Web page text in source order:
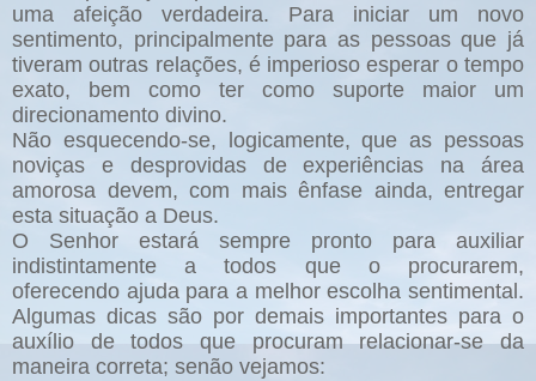
uma afeição verdadeira. Para iniciar um novo
sentimento, principalmente para as pessoas que já
tiveram outras relações, é imperioso esperar o tempo
exato, bem como ter como suporte maior um
direcionamento divino.
Não esquecendo-se, logicamente, que as pessoas
noviças e desprovidas de experiências na área
amorosa devem, com mais ênfase ainda, entregar
esta situação a Deus.
O Senhor estará sempre pronto para auxiliar
indistintamente a todos que o procurarem,
oferecendo ajuda para a melhor escolha sentimental.
Algumas dicas são por demais importantes para o
auxílio de todos que procuram relacionar-se da
maneira correta; senão vejamos: